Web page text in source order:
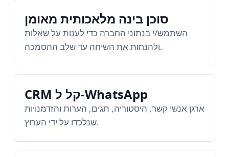
סוכן בינה מלאכותית מאומן
השתמש/י בנתוני החברה כדי לענות על שאלות
ולהנחות את השיחה עד שלב ההסמכה.
CRM קל ל‑WhatsApp
ארגן אנשי קשר, היסטוריה, תגים, הערות והזדמנויות
שנלכדו על ידי הערוץ.